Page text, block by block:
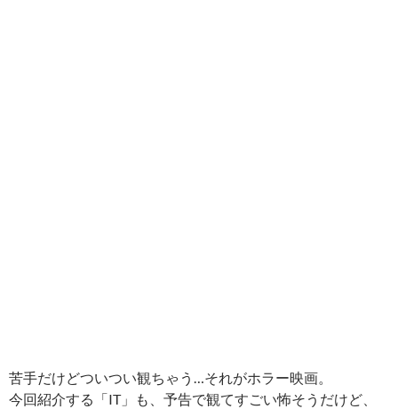
苦手だけどついつい観ちゃう…それがホラー映画。
今回紹介する「IT」も、予告で観てすごい怖そうだけど、